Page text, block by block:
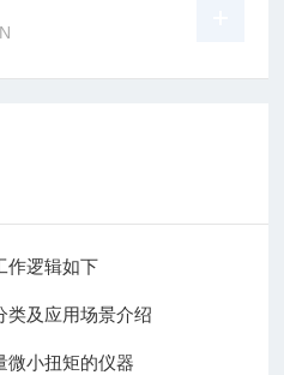
作逻辑如下
类及应用场景介绍
微小扭矩的仪器